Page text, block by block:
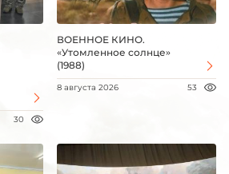
30
ВОЕННОЕ КИНО.
«Утомленное солнце»
(1988)
8 августа 2026 53